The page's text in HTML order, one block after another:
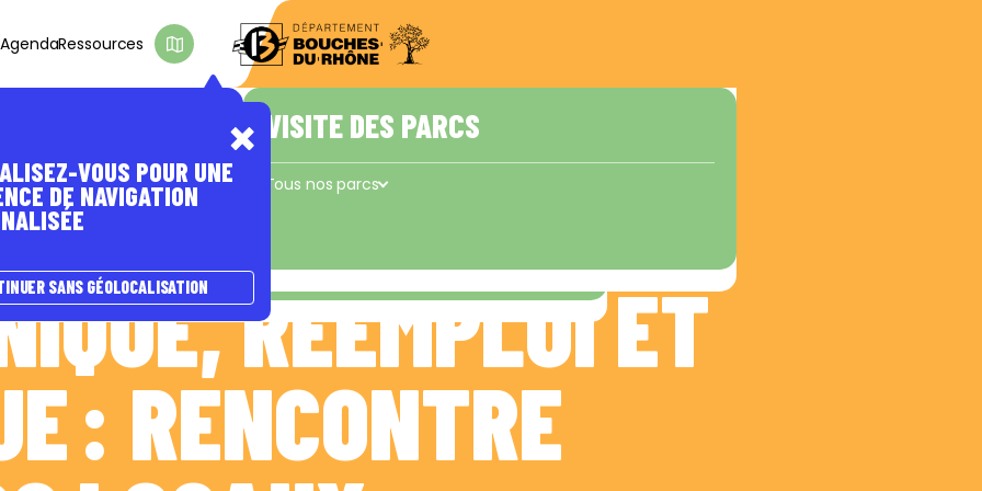
À ÊTRE ACCOMPAGNÉ(E)
Les coups de pouce du Département
Concors - Taulisson
VISITE DES PARCS
Tous nos parcs
AgendaRessources
RÉEMPLOI ET
: RENCONTRE
VOUS POUR UNE
DE NAVIGATION
SANS GÉOLOCALISATION